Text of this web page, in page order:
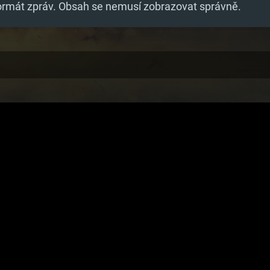
zpráv. Obsah se nemusí zobrazovat správně.